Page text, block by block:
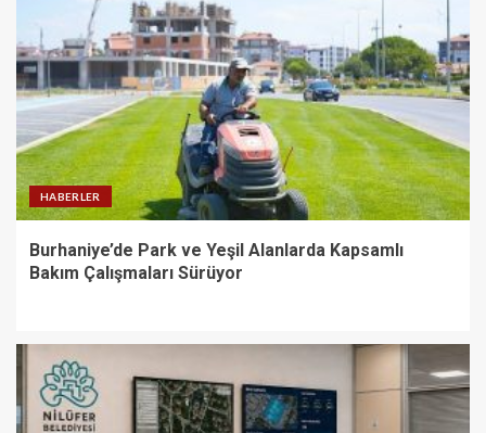
HABERLER
Burhaniye’de Park ve Yeşil Alanlarda Kapsamlı
Bakım Çalışmaları Sürüyor